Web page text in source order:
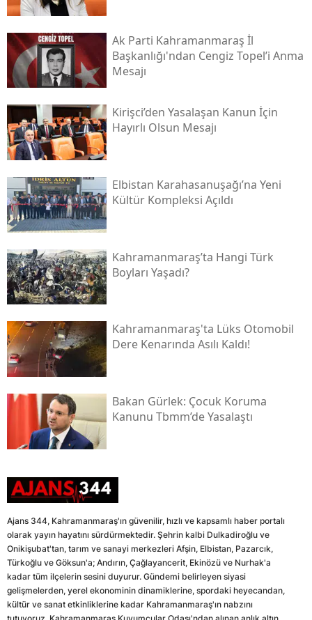
Ak Parti Kahramanmaraş İl
Başkanlığı'ndan Cengiz Topel’i Anma
Mesajı
Kirişci’den Yasalaşan Kanun İçin
Hayırlı Olsun Mesajı
Elbistan Karahasanuşağı’na Yeni
Kültür Kompleksi Açıldı
Kahramanmaraş’ta Hangi Türk
Boyları Yaşadı?
Kahramanmaraş'ta Lüks Otomobil
Dere Kenarında Asılı Kaldı!
Bakan Gürlek: Çocuk Koruma
Kanunu Tbmm’de Yasalaştı
Ajans 344, Kahramanmaraş'ın güvenilir, hızlı ve kapsamlı haber portalı
olarak yayın hayatını sürdürmektedir. Şehrin kalbi Dulkadiroğlu ve
Onikişubat'tan, tarım ve sanayi merkezleri Afşin, Elbistan, Pazarcık,
Türkoğlu ve Göksun'a; Andırın, Çağlayancerit, Ekinözü ve Nurhak'a
kadar tüm ilçelerin sesini duyurur. Gündemi belirleyen siyasi
gelişmelerden, yerel ekonominin dinamiklerine, spordaki heyecandan,
kültür ve sanat etkinliklerine kadar Kahramanmaraş'ın nabzını